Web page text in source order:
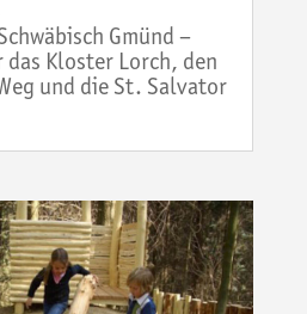
Gmünd –
das Kloster Lorch, den
und die St. Salvator